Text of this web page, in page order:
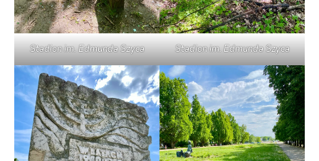
Stadion im. Edmunda Szyca Stadion im. Edmunda Szyca